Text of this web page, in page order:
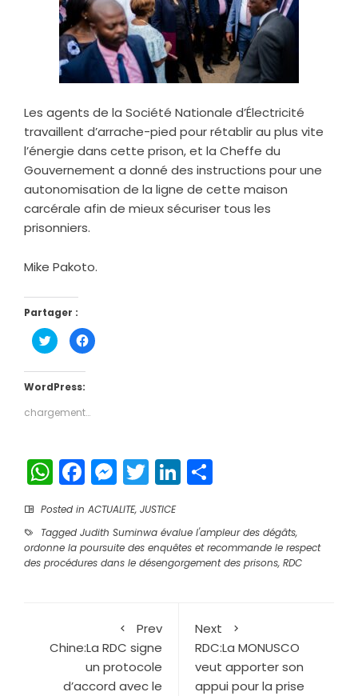
Les agents de la Société Nationale d’Électricité
travaillent d’arrache-pied pour rétablir au plus vite
l’énergie dans cette prison, et la Cheffe du
Gouvernement a donné des instructions pour une
autonomisation de la ligne de cette maison
carcérale afin de mieux sécuriser tous les
prisonniers.
Mike Pakoto.
Partager :
Cliquez
pour
partager
Twitter(ouvre
dans
fenêtre)
Cliquez
pour
fenêtre)
WordPress:
chargement…
WhatsApp
Facebook
Messenger
TwitterLinkedIn
Posted in ACTUALITE, JUSTICE
Tagged Judith Suminwa évalue l'ampleur des dégâts,
ordonne la poursuite des enquêtes et recommande le respect
des procédures dans le désengorgement des prisons, RDC
Prev
Chine:La RDC signe
un protocole
d’accord avec le
Next
RDC:La MONUSCO
veut apporter son
appui pour la prise